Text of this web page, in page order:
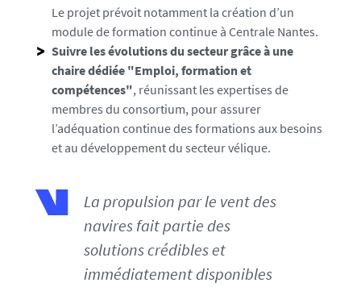
Le projet prévoit notamment la création d’un
module de formation continue à Centrale Nantes.
Suivre les évolutions du secteur grâce à une
chaire dédiée "Emploi, formation et
compétences", réunissant les expertises de
membres du consortium, pour assurer
l’adéquation continue des formations aux besoins
et au développement du secteur vélique.
La propulsion par le vent des
navires fait partie des
solutions crédibles et
immédiatement disponibles